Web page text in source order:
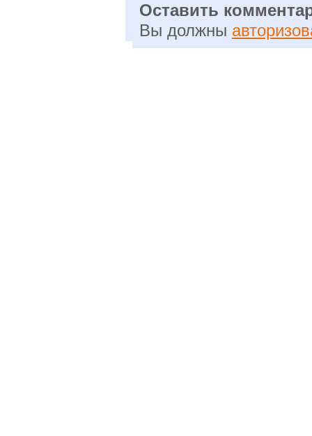
Оставить
Вы должны